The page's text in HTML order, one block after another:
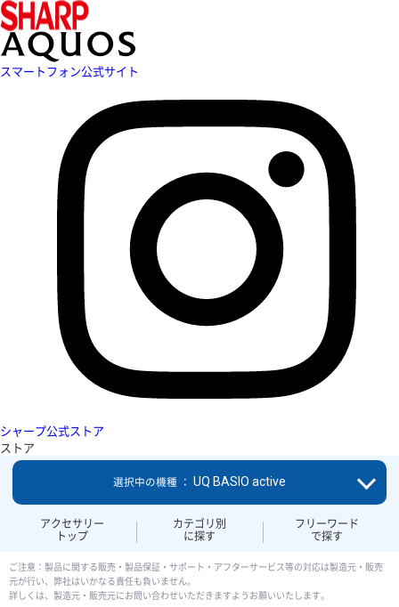
スマートフォン公式サイト
シャープ公式ストア
ストア
アクセサリー
トップ
カテゴリ別
に探す
フリーワード
で探す
選択中の機種 ： UQ BASIO active
ご注意：製品に関する販売・製品保証・サポート・アフターサービス等の対応は製造元・販売
元が行い、弊社はいかなる責任も負いません。
詳しくは、製造元・販売元にお問い合わせいただきますようお願いいたします。